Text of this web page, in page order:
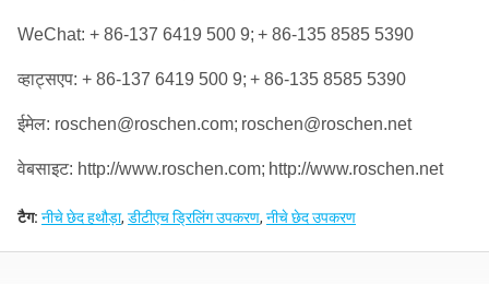
WeChat: + 86-137 6419 500 9; + 86-135 8585 5390
व्हाट्सएप: + 86-137 6419 500 9; + 86-135 8585 5390
ईमेल: roschen@roschen.com; roschen@roschen.net
वेबसाइट: http://www.roschen.com; http://www.roschen.net
टैग: नीचे छेद हथौड़ा, डीटीएच ड्रिलिंग उपकरण, नीचे छेद उपकरण